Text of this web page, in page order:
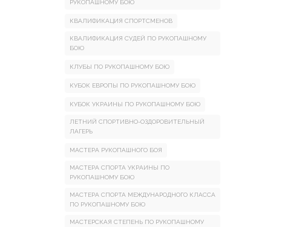
РУКОПАШНОМУ БОЮ
КВАЛИФИКАЦИЯ СПОРТСМЕНОВ
КВАЛИФИКАЦИЯ СУДЕЙ ПО РУКОПАШНОМУ
БОЮ
КЛУБЫ ПО РУКОПАШНОМУ БОЮ
КУБОК ЕВРОПЫ ПО РУКОПАШНОМУ БОЮ
КУБОК УКРАИНЫ ПО РУКОПАШНОМУ БОЮ
ЛЕТНИЙ СПОРТИВНО-ОЗДОРОВИТЕЛЬНЫЙ
ЛАГЕРЬ
МАСТЕРА РУКОПАШНОГО БОЯ
МАСТЕРА СПОРТА УКРАИНЫ ПО
РУКОПАШНОМУ БОЮ
МАСТЕРА СПОРТА МЕЖДУНАРОДНОГО КЛАССА
ПО РУКОПАШНОМУ БОЮ
МАСТЕРСКАЯ СТЕПЕНЬ ПО РУКОПАШНОМУ